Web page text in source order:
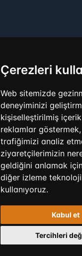
Çerezleri
Web sitemizde
deneyiminizi
kişiselleştirilmiş
reklamlar
trafiğimizi analiz
ziyaretçilerimizin
geldiğini anlamak
diğer izleme
kullanıyoruz.
Kabul et
Tercihleri
Tüm hakları saklıdır. ©